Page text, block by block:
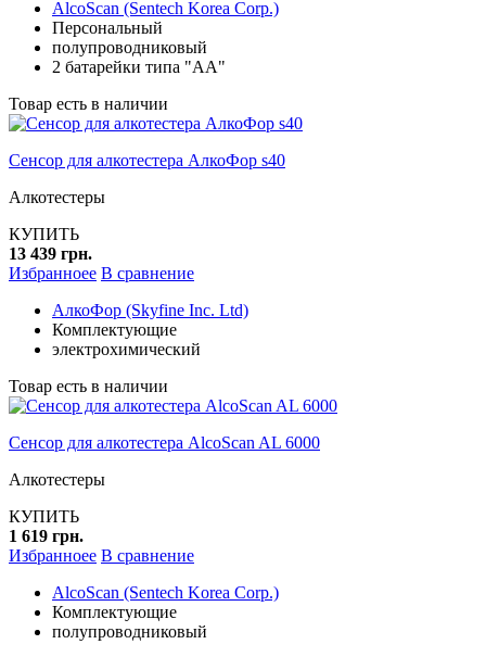
AlcoScan (Sentech Korea Corp.)
Персональный
полупроводниковый
2 батарейки типа "АА"
Товар есть в наличии
Сенсор для алкотестера АлкоФор s40
Алкотестеры
КУПИТЬ
13 439 грн.
Избранноее В сравнение
АлкоФор (Skyfine Inc. Ltd)
Комплектующие
электрохимический
Товар есть в наличии
Сенсор для алкотестера AlcoScan AL 6000
Алкотестеры
КУПИТЬ
1 619 грн.
Избранноее В сравнение
AlcoScan (Sentech Korea Corp.)
Комплектующие
полупроводниковый